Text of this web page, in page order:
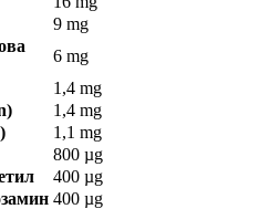
9 mg
6 mg
1,4 mg
1,4 mg
1,1 mg
800 µg
400 µg
400 µg